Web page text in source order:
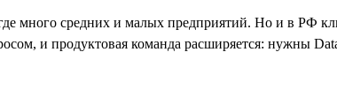
много средних и малых предприятий. Но и в РФ
и продуктовая команда расширяется: нужны